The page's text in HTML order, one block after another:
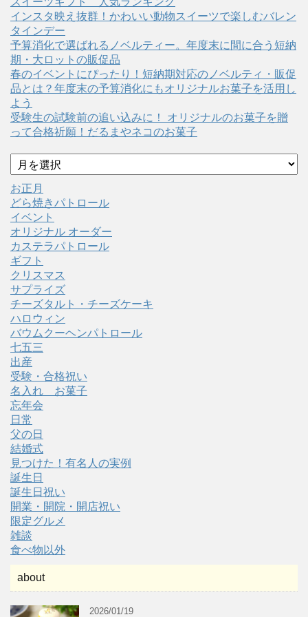
インスタ映え抜群！かわいい動物スイーツで楽しむバレン
タインデー
予算消化で選ばれるノベルティー。年度末に間に合う短納
期・大ロットの販促品
春のイベントにぴったり！短納期対応のノベルティ・販促
品とは？年度末の予算消化にもオリジナルお菓子を活用し
よう
受験生の試験前の追い込みに！ オリジナルのお菓子を贈
って合格祈願！だるまやネコのお菓子
ア
ー
カ
イ
ブ
お正月
どら焼きパトロール
イベント
オリジナル オーダー
カステラパトロール
ギフト
クリスマス
サプライズ
チーズタルト・チーズケーキ
ハロウィン
バウムクーヘンパトロール
七五三
出産
受験・合格祝い
名入れ お菓子
忘年会
日常
父の日
結婚式
見つけた！有名人の実例
誕生日
誕生日祝い
開業・開院・開店祝い
限定グルメ
雑談
食べ物以外
about
2026/01/19